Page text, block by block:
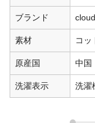
ブランド
素材 コッ
原産国 中国
洗濯表示 洗濯